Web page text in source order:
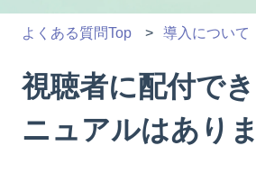
よくある質問Top 導入について
視聴者に配付で
ニュアルはあり